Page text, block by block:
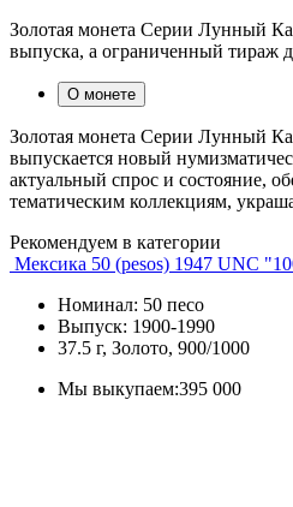
Золотая монета Серии Лунный
выпуска, а ограниченный тираж
О монете
Золотая монета Серии Лунный
выпускается новый
актуальный спрос и состояние,
тематическим коллекциям,
Рекомендуем в категории
Мексика 50 (pesos) 1947 UNC
Номинал: 50 песо
Выпуск: 1900-1990
37.5 г, Золото, 900/1000
Мы выкупаем:395 000